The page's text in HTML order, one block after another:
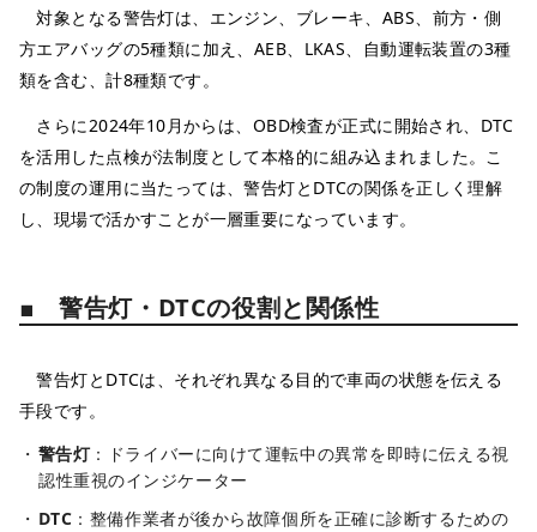
対象となる警告灯は、エンジン、ブレーキ、ABS、前方・側
方エアバッグの5種類に加え、AEB、LKAS、自動運転装置の3種
類を含む、計8種類です。
さらに2024年10月からは、OBD検査が正式に開始され、DTC
を活用した点検が法制度として本格的に組み込まれました。こ
の制度の運用に当たっては、警告灯とDTCの関係を正しく理解
し、現場で活かすことが一層重要になっています。
■ 警告灯・DTCの役割と関係性
警告灯とDTCは、それぞれ異なる目的で車両の状態を伝える
手段です。
警告灯：ドライバーに向けて運転中の異常を即時に伝える視
認性重視のインジケーター
DTC ：整備作業者が後から故障個所を正確に診断するための